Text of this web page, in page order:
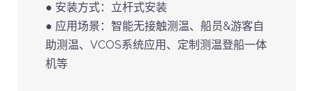
● 安装方式：立杆式安装
● 应用场景：智能无接触测温、船员&游客自
助测温、VCOS系统应用、定制测温登船一体
机等